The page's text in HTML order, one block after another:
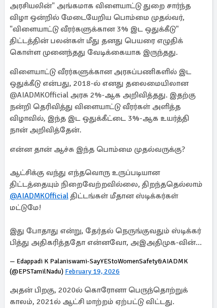
அரசியலின்" அங்கமாக விளையாட்டு துறை சார்ந்த
விழா ஒன்றில் மேடையேறிய பொம்மை முதல்வர்,
"விளையாட்டு வீரர்களுக்கான 3% இட ஒதுக்கீடு"
திட்டத்தின் பலன்கள் மீது தனது பெயரை எழுதிக்
கொள்ள முனைந்தது வேடிக்கையாக இருந்தது.
விளையாட்டு வீரர்களுக்கான அரசுப்பணிகளில் இட
ஒதுக்கீடு என்பது, 2018-ல் எனது தலைமையிலான
@AIADMKOfficial அரசு 2%-ஆக அறிவித்தது. இதற்கு
நன்றி தெரிவித்து விளையாட்டு வீரர்கள் அளித்த
விழாவில், இந்த இட ஒதுக்கீட்டை 3%-ஆக உயர்த்தி
நான் அறிவித்தேன்.
என்ன தான் ஆச்சு இந்த பொம்மை முதல்வருக்கு?
ஆட்சிக்கு வந்து எந்தவொரு உருப்படியான
திட்டத்தையும் நிறைவேற்றவில்லை, திறந்ததெல்லாம்
@AIADMKOfficial திட்டங்கள் மீதான ஸ்டிக்கர்கள்
மட்டுமே!
இது போதாது என்று, தேர்தல் நெருங்குவதும் ஸ்டிக்கர்
பித்து அதிகரித்ததோ என்னவோ, அஇஅதிமுக-வின்…
— Edappadi K Palaniswami-SayYEStoWomenSafety&AIADMK
(@EPSTamilNadu) February 19, 2026
அதன் பிறகு, 2020ல் கொரோனா பெருந்தொற்றுக்
காலம், 2021ல் ஆட்சி மாற்றம் ஏற்பட்டு விட்டது.